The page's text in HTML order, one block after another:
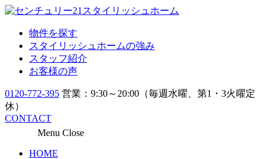
物件を探す
スタイリッシュホームの強み
スタッフ紹介
お客様の声
0120-772-395 営業：9:30～20:00（毎週水曜、第1・3火曜定
休）
CONTACT
Menu Close
HOME